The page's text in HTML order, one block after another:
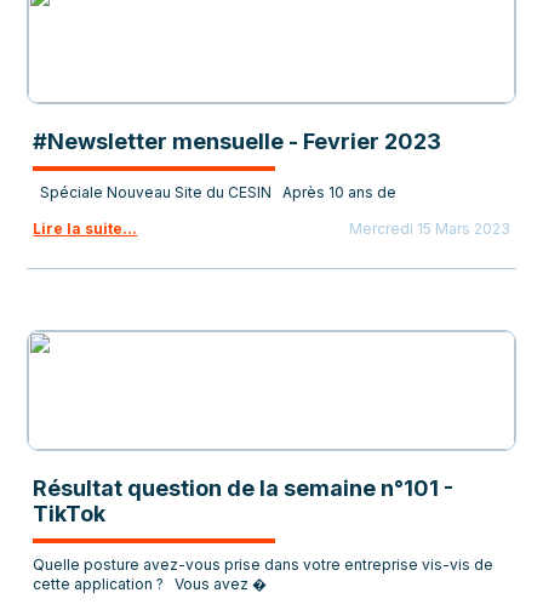
#Newsletter mensuelle - Fevrier 2023
Spéciale Nouveau Site du CESIN Après 10 ans de
Lire la suite...
Mercredi 15 Mars 2023
Résultat question de la semaine n°101 -
TikTok
Quelle posture avez-vous prise dans votre entreprise vis-vis de
cette application ? Vous avez �